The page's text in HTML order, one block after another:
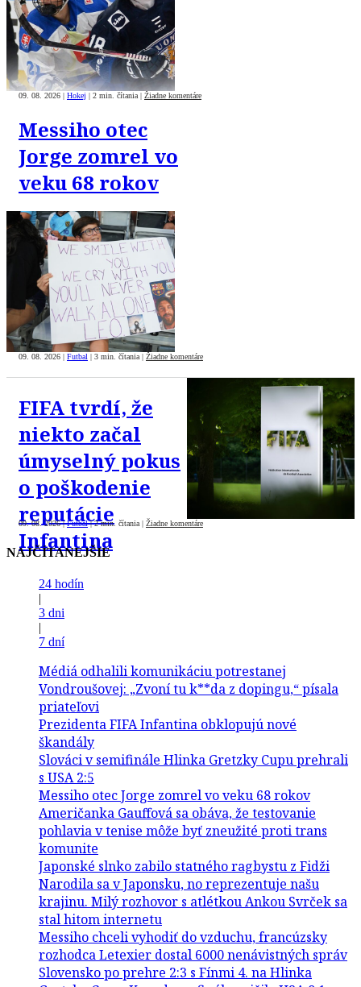
09. 08. 2026 | Hokej | 2 min. čítania | Žiadne komentáre
Messiho otec
Jorge zomrel vo
veku 68 rokov
09. 08. 2026 Futbal 3 min. čítania Žiadne komentáre
FIFA tvrdí, že
niekto začal
úmyselný pokus
o poškodenie
reputácie
Infantina
09. 08. 2026| Futbal |2 min. čítania Žiadne komentáre
NAJČÍTANEJŠIE
24 hodín
|
3 dni
|
7 dní